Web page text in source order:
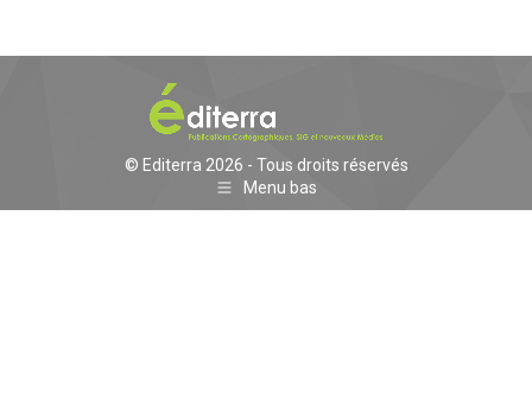
© Editerra 2026 - Tous droits réservés
Menu bas